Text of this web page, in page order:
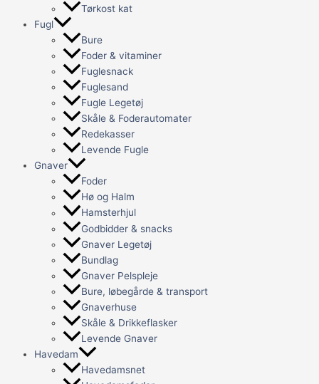
Tørkost kat
Fugl
Bure
Foder & vitaminer
Fuglesnack
Fuglesand
Fugle Legetøj
Skåle & Foderautomater
Redekasser
Levende Fugle
Gnaver
Foder
Hø og Halm
Hamsterhjul
Godbidder & snacks
Gnaver Legetøj
Bundlag
Gnaver Pelspleje
Bure, løbegårde & transport
Gnaverhuse
Skåle & Drikkeflasker
Levende Gnaver
Havedam
Havedamsnet